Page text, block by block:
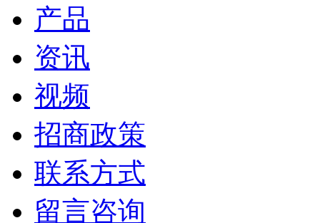
产品
资讯
视频
招商政策
联系方式
留言咨询